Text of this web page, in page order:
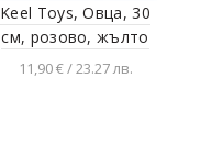
Keel Toys, Овца, 30
см, розово, жълто
11,90 € / 23.27 лв.